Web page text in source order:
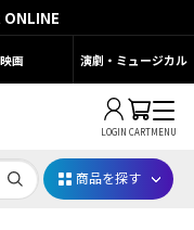
映画 演劇・ミュージカル
LOGIN CARTMENU
商品を探す